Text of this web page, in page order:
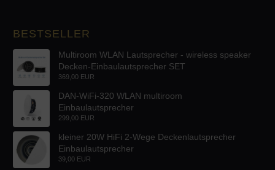
BESTSELLER
Multiroom WLAN Lautsprecher - wireless speaker
Decken-Einbaulautsprecher SET
369,00 EUR
DAN-WiFi-320 WLAN multiroom
Einbaulautsprecher
299,00 EUR
kleiner 20W HiFi 2-Wege Deckenlautsprecher
Einbaulautsprecher
39,00 EUR